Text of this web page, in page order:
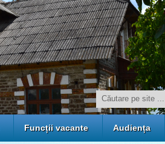
Funcții vacante Audiența